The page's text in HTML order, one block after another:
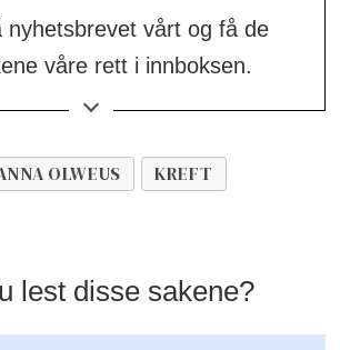
nyhetsbrevet vårt og få de
våre rett i innboksen.
OLWEUS KREFT
lest disse sakene?